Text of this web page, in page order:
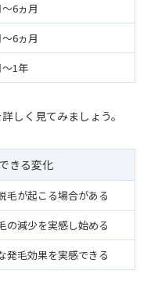
6ヵ月
6ヵ月
1年
しく見てみましょう。
きる変化
毛が起こる場合がある
の減少を実感し始める
発毛効果を実感できる